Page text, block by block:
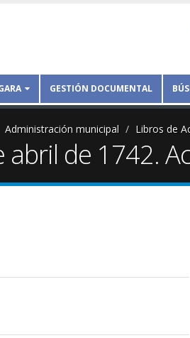
GESTIÓN DOCUMENTAL
Administración municipal Libros de
de 1742.